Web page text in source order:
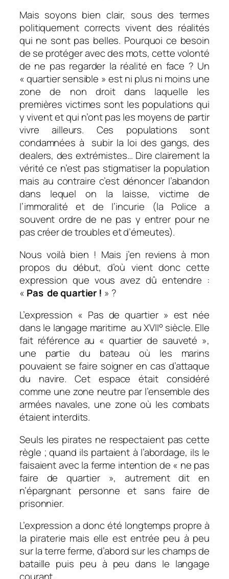
Mais soyons bien clair, sous des termes
politiquement corrects vivent des réalités
qui ne sont pas belles. Pourquoi ce besoin
de se protéger avec des mots, cette volonté
de ne pas regarder la réalité en face ? Un
« quartier sensible » est ni plus ni moins une
zone de non droit dans laquelle les
premières victimes sont les populations qui
y vivent et qui n’ont pas les moyens de partir
vivre ailleurs. Ces populations sont
condamnées à subir la loi des gangs, des
dealers, des extrémistes… Dire clairement la
vérité ce n’est pas stigmatiser la population
mais au contraire c’est dénoncer l’abandon
dans lequel on la laisse, victime de
l’immoralité et de l’incurie (la Police a
souvent ordre de ne pas y entrer pour ne
pas créer de troubles et d’émeutes).
Nous voilà bien ! Mais j’en reviens à mon
propos du début, d’où vient donc cette
expression que vous avez dû entendre :
« Pas de quartier ! » ?
L’expression « Pas de quartier » est née
dans le langage maritime au XVII° siècle. Elle
fait référence au « quartier de sauveté »,
une partie du bateau où les marins
pouvaient se faire soigner en cas d’attaque
du navire. Cet espace était considéré
comme une zone neutre par l’ensemble des
armées navales, une zone où les combats
étaient interdits.
Seuls les pirates ne respectaient pas cette
règle ; quand ils partaient à l’abordage, ils le
faisaient avec la ferme intention de « ne pas
faire de quartier », autrement dit en
n’épargnant personne et sans faire de
prisonnier.
L’expression a donc été longtemps propre à
la piraterie mais elle est entrée peu à peu
sur la terre ferme, d’abord sur les champs de
bataille puis peu à peu dans le langage